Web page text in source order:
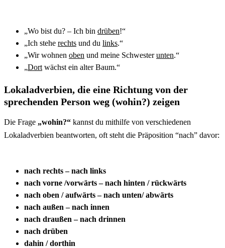
„Wo bist du? – Ich bin drüben!“
„Ich stehe rechts und du links.“
„Wir wohnen oben und meine Schwesterunten.“
„Dort wächst ein alter Baum.“
Lokaladverbien, die eine Richtung von der
sprechenden Person weg (wohin?) zeigen
Die Frage „wohin?“ kannst du mithilfe von verschiedenen
Lokaladverbien beantworten, oft steht die Präposition “nach” davor:
nach rechts – nach links
nach vorne /vorwärts – nach hinten / rückwärts
nach oben / aufwärts – nach unten/ abwärts
nach außen – nach innen
nach draußen – nach drinnen
nach drüben
dahin / dorthin